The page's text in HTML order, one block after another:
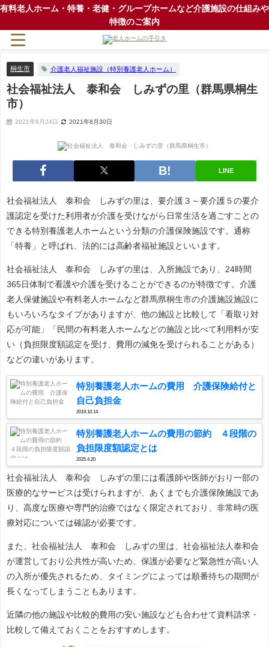
有料老人ホーム・特養・老健・グループホームなど介護施設の仕組みや
特徴のご案内
桐生市 介護老人福祉施設（特別養護老人ホーム）
社会福祉法人 泰和会 しみずの里（群馬県桐生
市）
2021年8月24日 2021年8月30日
LINE
社会福祉法人 泰和会 しみずの里は、要介護３～要介護５の要介
護認定を受けた利用者が介護を受けながら日常生活を過ごすことの
できる特別養護老人ホームという分類の介護保険施設です。通称
「特養」と呼ばれ、法的には高齢者福祉施設といいます。
社会福祉法人 泰和会 しみずの里は、入所施設であり、24時間
365日体制で看護や介護を受けることができるのが特徴です。介護
老人保健施設や有料老人ホームなど群馬県桐生市の介護施設施設に
もいろいろなタイプがありますが、他の施設と比較して「看取り対
応が可能」「民間の有料老人ホームなどの施設と比べて利用料が安
い（負担限度額認定を受け、費用の減免を受けられることがある）
などの違いがあります。
特別養護老人ホームの費用 介護保険給付と
自己負担金
2019.10.14
特別養護老人ホームの費用の節約 ４段階の
負担限度額認定とは
2025.4.20
社会福祉法人 泰和会 しみずの里には看護師や医師がおり一部の
医療的なサービスは受けられますが、あくまでも介護保険施設であ
り、高度な医療や専門的治療ではなく限定されており、非常時の医
療対応については確認が必要です。
また、社会福祉法人 泰和会 しみずの里は、社会福祉法人泰和会
が運営しており公共性が高いため、保護が必要など緊急性が高い人
の入所が優先されるため、タイミングによっては順番待ちの期間が
長くなってしまうこともあります。
近隣の他の施設や比較的費用の安い施設なども合わせて資料請求・
比較して備えておくことをおすすめします。